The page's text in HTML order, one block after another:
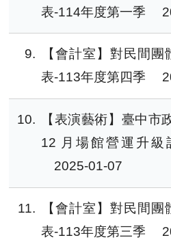
表-114年度第一季
9
【會計室】對民間
表-113年度第四季
10
【表演藝術】臺中市
12 月場館營運升級
2025-01-07
11
【會計室】對民間
表-113年度第三季